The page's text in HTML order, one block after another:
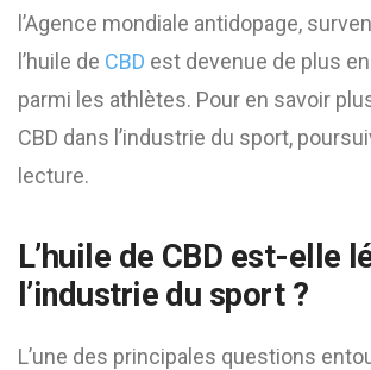
l’Agence mondiale antidopage,
l’huile de CBD est devenue de plus
parmi les athlètes. Pour en savoir
CBD dans l’industrie du sport,
lecture.
L’huile de CBD est-elle
l’industrie du sport ?
L’une des principales questions